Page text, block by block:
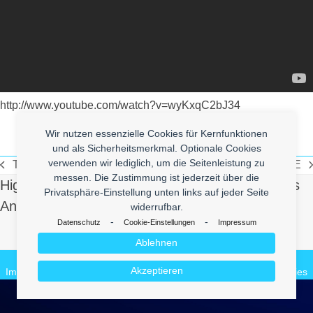
Wir nutzen essenzielle Cookies für Kernfunktionen
und als Sicherheitsmerkmal. Optionale Cookies
verwenden wir lediglich, um die Seitenleistung zu
messen. Die Zustimmung ist jederzeit über die
Privatsphäre-Einstellung unten links auf jeder Seite
widerrufbar.
Datenschutz - Cookie-Einstellungen - Impressum
Akzeptieren
Ablehnen
http://www.youtube.com/watch?v=wyKxqC2bJ34
vorheriger
Beitrag:
TITLE
Beitrag:
TITLE
High Quality Uberlol Content for You. Contact us
And Send Us Yours!
Make it Lol
© 2026enym - medienkompetenz
Impressum
enym.comCuteBlog Cookies